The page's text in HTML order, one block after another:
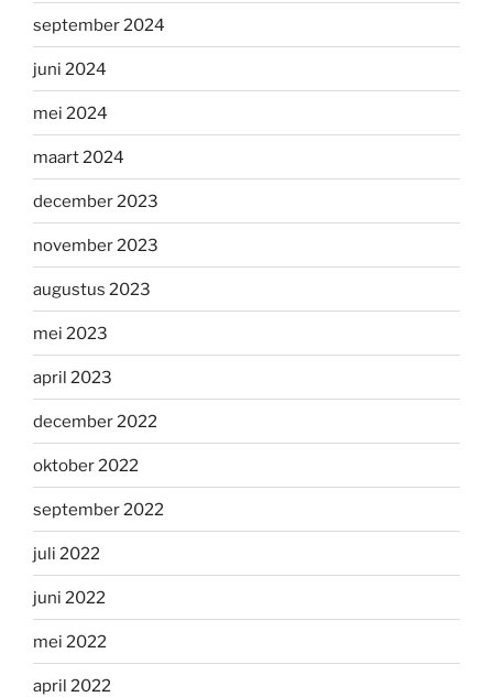
september 2024
juni 2024
mei 2024
maart 2024
december 2023
november 2023
augustus 2023
mei 2023
april 2023
december 2022
oktober 2022
september 2022
juli 2022
juni 2022
mei 2022
april 2022